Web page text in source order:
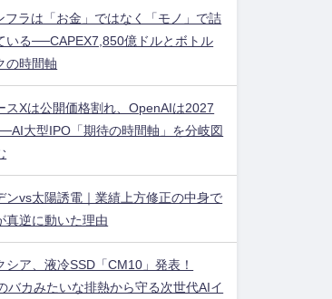
フラは「お金」ではなく「モノ」で詰
いる──CAPEX7,850億ドルとボトル
の時間軸
スXは公開価格割れ、OpenAIは2027
大型IPO「期待の時間軸」を分岐図
ンvs太陽誘電｜業績上方修正の中身で
真逆に動いた理由
シア、液冷SSD「CM10」発表！
バカみたいな排熱から守る次世代AIイ